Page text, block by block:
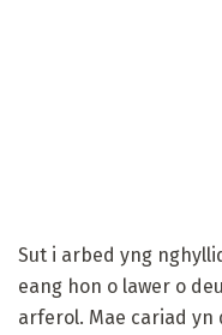
Sut i arbed yng
eang hon o lawer o
arferol. Mae cariad